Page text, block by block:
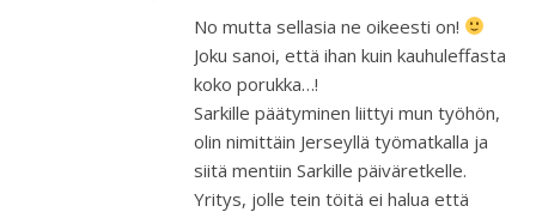
No mutta sellasia ne oikeesti on!
Joku sanoi, että ihan kuin kauhuleffasta
koko porukka…!
Sarkille päätyminen liittyi mun työhön,
olin nimittäin Jerseyllä työmatkalla ja
siitä mentiin Sarkille päiväretkelle.
Yritys, jolle tein töitä ei halua että